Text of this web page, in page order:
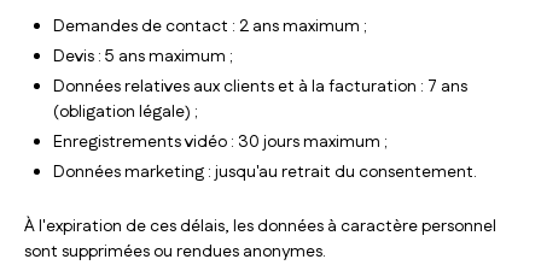
Demandes de contact : 2 ans maximum ;
Devis : 5 ans maximum ;
Données relatives aux clients et à la facturation : 7 ans
(obligation légale) ;
Enregistrements vidéo : 30 jours maximum ;
Données marketing : jusqu'au retrait du consentement.
À l'expiration de ces délais, les données à caractère personnel
sont supprimées ou rendues anonymes.